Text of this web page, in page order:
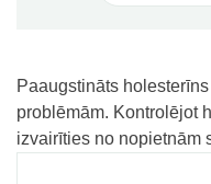
Paaugstināts
problēmām. Kontrolējot
izvairīties no nopietnām